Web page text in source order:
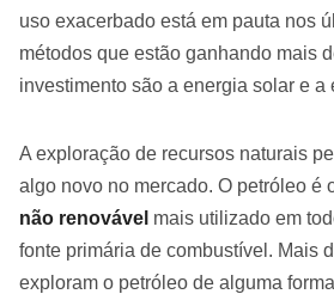
uso exacerbado está em pauta nos
métodos que estão ganhando mais
investimento são a energia solar e a
A exploração de recursos naturais
algo novo no mercado. O petróleo é
não renovável mais utilizado em
fonte primária de combustível. Mais
exploram o petróleo de alguma